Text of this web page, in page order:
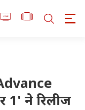
1' ने रिलीज